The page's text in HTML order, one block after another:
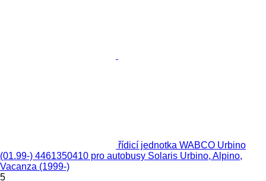
řídicí jednotka WABCO Urbino
(01.99-) 4461350410 pro autobusy Solaris Urbino, Alpino,
Vacanza (1999-)
5